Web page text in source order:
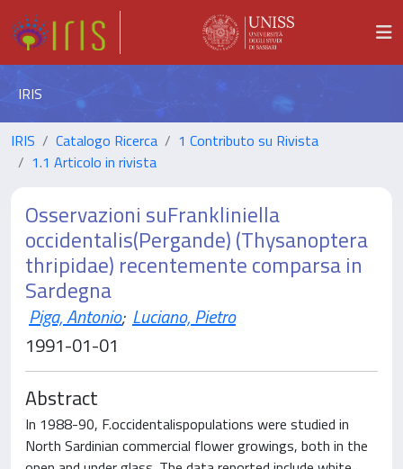
IRIS
IRIS Catalogo Ricerca
1 Contributo su Rivista
1.1 Articolo in rivista
Osservazioni suFrankliniella
occidentalis(Pergande) (Thysanoptera
thripidae) recentemente comparsa in
Sardegna
Piga, Antonio; Luciano, Pietro
1991-01-01
Abstract
In 1988-90, F.occidentalispopulations were studied in
North Sardinian commercial flower growings, both in the